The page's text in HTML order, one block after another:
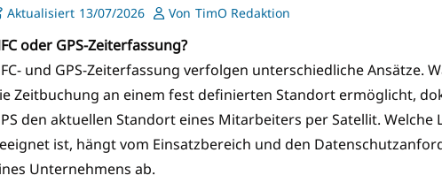
Aktualisiert 13/07/2026 Von TimO Redaktion
oder GPS-Zeiterfassung?
und GPS-Zeiterfassung verfolgen unterschiedliche Ansätze.
Zeitbuchung an einem fest definierten Standort ermöglicht,
den aktuellen Standort eines Mitarbeiters per Satellit. Welche
ist, hängt vom Einsatzbereich und den
Unternehmens ab.